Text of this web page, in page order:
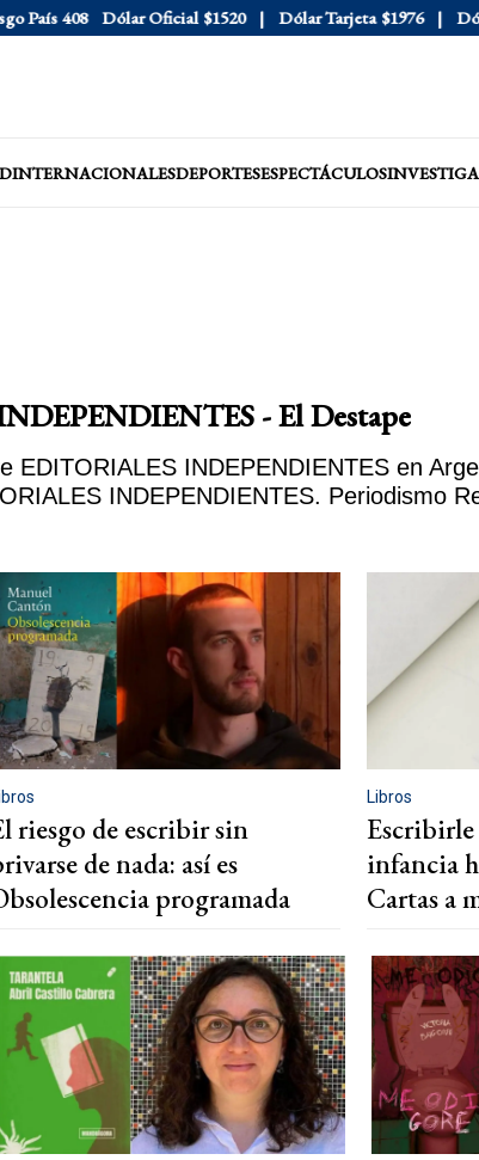
408 Dólar Oficial $1520 Dólar Tarjeta $1976 Dólar
INTERNACIONALESDEPORTESESPECTÁCULOS
- El Destape
EDITORIALES INDEPENDIENTES en
INDEPENDIENTES. Periodismo
riesgo de escribir sin
de nada: así es
programada
Libros
Escribirle
infancia
Cartas a